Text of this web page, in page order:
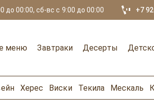
до 00:00, сб-вс с 9:00 до 00:00 +7
меню Завтраки Десерты
Херес Виски Текила Мескаль